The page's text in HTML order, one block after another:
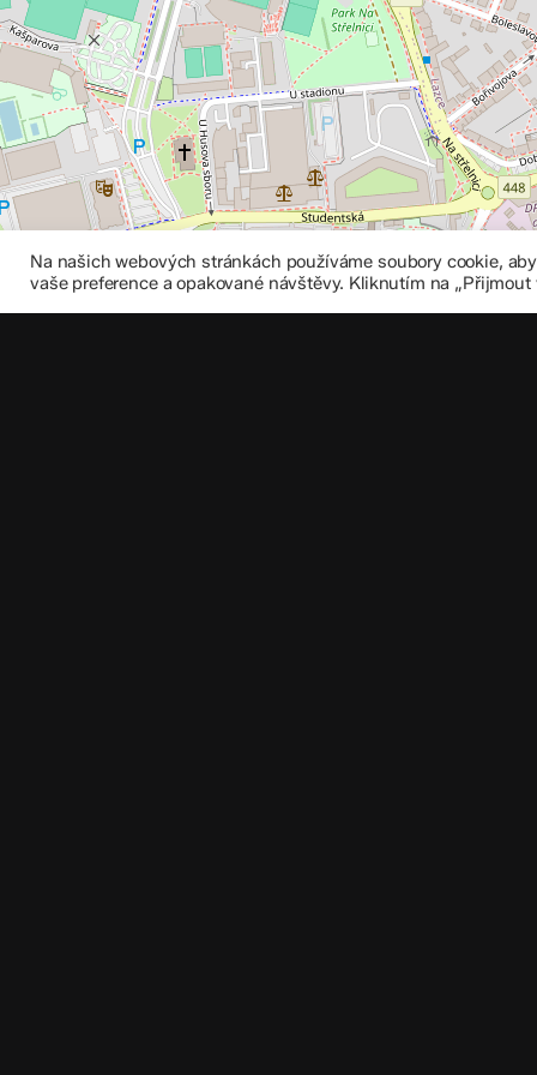
Na našich webových stránkách používáme soubory cookie,
vaše preference a opakované návštěvy. Kliknutím na